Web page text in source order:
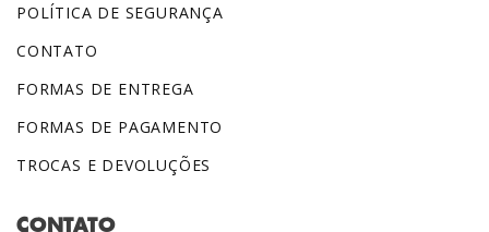
POLÍTICA DE SEGURANÇA
CONTATO
FORMAS DE ENTREGA
FORMAS DE PAGAMENTO
TROCAS E DEVOLUÇÕES
CONTATO